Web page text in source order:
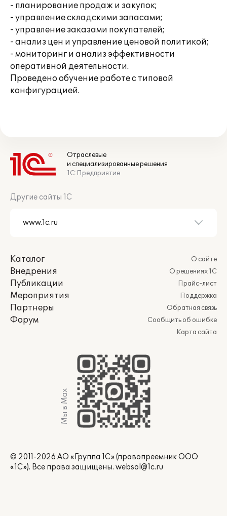
- планирование продаж и закупок;
- управление складскими запасами;
- управление заказами покупателей;
- анализ цен и управление ценовой политикой;
- мониторинг и анализ эффективности
оперативной деятельности.
Проведено обучение работе с типовой
конфигурацией.
Отраслевые
и специализированные решения
1С:Предприятие
Другие сайты 1С
Каталог
Внедрения
Публикации
Мероприятия
Партнеры
Форум
О сайте
О решениях 1С
Прайс-лист
Поддержка
Обратная связь
Сообщить об ошибке
Карта сайта
Мы в Max
© 2011-2026 АО «Группа 1С» (правопреемник ООО
«1С»). Все права защищены. websol@1c.ru